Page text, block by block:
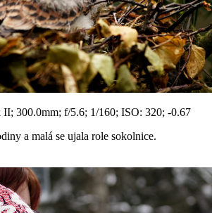
300.0mm; f/5.6; 1/160; ISO: 320; -0.67
a malá se ujala role sokolnice.